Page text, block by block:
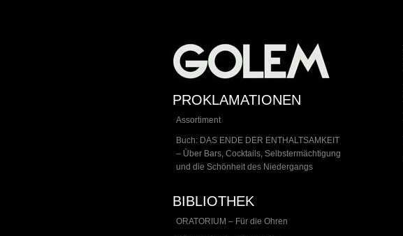
PROKLAMATIONEN
Assortiment
Buch: DAS ENDE DER ENTHALTSAMKEIT
– Über Bars, Cocktails, Selbstermächtigung
und die Schönheit des Niedergangs
BIBLIOTHEK
ORATORIUM – Für die Ohren